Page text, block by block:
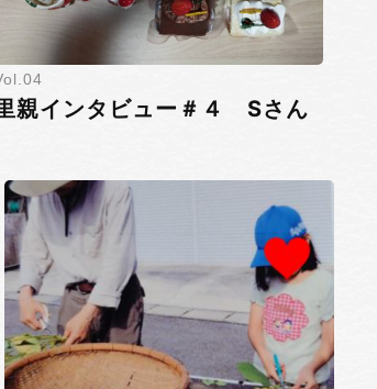
4
親インタビュー＃４ Sさん